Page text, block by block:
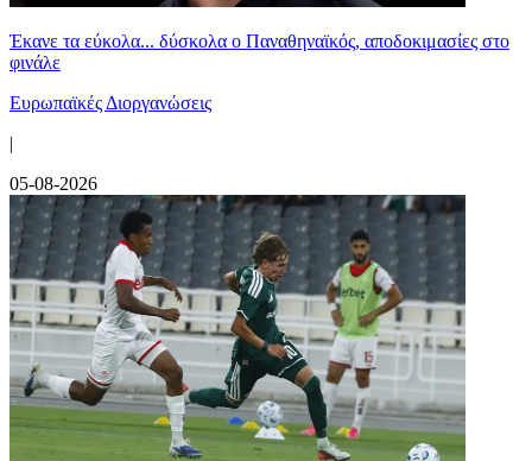
Έκανε τα εύκολα... δύσκολα ο Παναθηναϊκός, αποδοκιμασίες στο
φινάλε
Ευρωπαϊκές Διοργανώσεις
|
05-08-2026